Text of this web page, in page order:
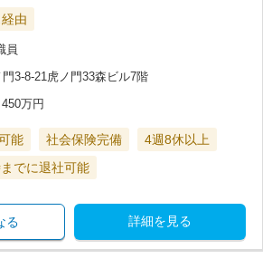
由
員
3-8-21虎ノ門33森ビル7階
450万円
能 社会保険完備
4週8休以上
でに退社可能
詳細を見る
る